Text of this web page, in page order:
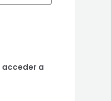
acceder a